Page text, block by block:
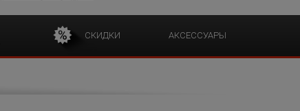
СКИДКИ АКСЕССУАРЫ